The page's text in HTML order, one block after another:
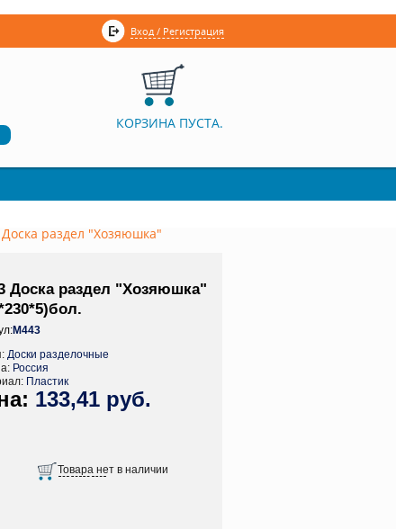
Вход / Регистрация
КОРЗИНА ПУСТА.
раздел "Хозяюшка"
Доска раздел "Хозяюшка"
М443
Доски разделочные
Россия
Пластик
133,41 руб.